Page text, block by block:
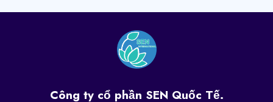
Công ty cổ phần SEN Quốc Tế.